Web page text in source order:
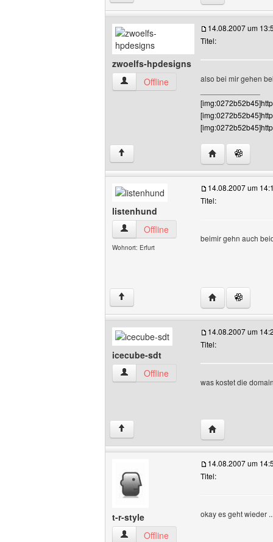
zwoelfs-hpdesigns
zwoelfs-hpdesigns Benutzer-Profile
Offline
14.08.2007 um
Titel:
also bei mir gehen
↑ Website dieses
listenhund
listenhund Benutzer-Profile anzeigen
Offline
Wohnort: Erfurt
14.08.2007 um
Titel:
beimir gehn auch
↑ Website dieses
icecube-sdt
icecube-sdt Benutzer-Profile anzeigen
Offline
14.08.2007 um
Titel:
was kostet die
↑ Website dieses
t-r-style
t-r-style Benutzer-Profile anzeigen
Offline
14.08.2007 um
Titel:
okay es geht wieder